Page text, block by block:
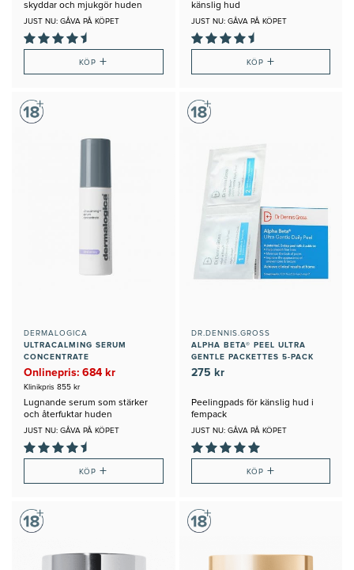
skyddar och mjukgör huden
JUST NU: GÅVA PÅ KÖPET
KÖP+
känslig hud
JUST NU: GÅVA PÅ KÖPET
KÖP +
DERMALOGICA
ULTRACALMING SERUM
CONCENTRATE
Onlinepris: 684 kr
Klinikpris 855 kr
Lugnande serum som stärker
och återfuktar huden
JUST NU: GÅVA PÅ KÖPET
KÖP+
DR.DENNIS.GROSS
ALPHA BETA® PEEL ULTRA
GENTLE PACKETTES 5-PACK
275 kr
Peelingpads för känslig hud i
fempack
JUST NU: GÅVA PÅ KÖPET
KÖP +